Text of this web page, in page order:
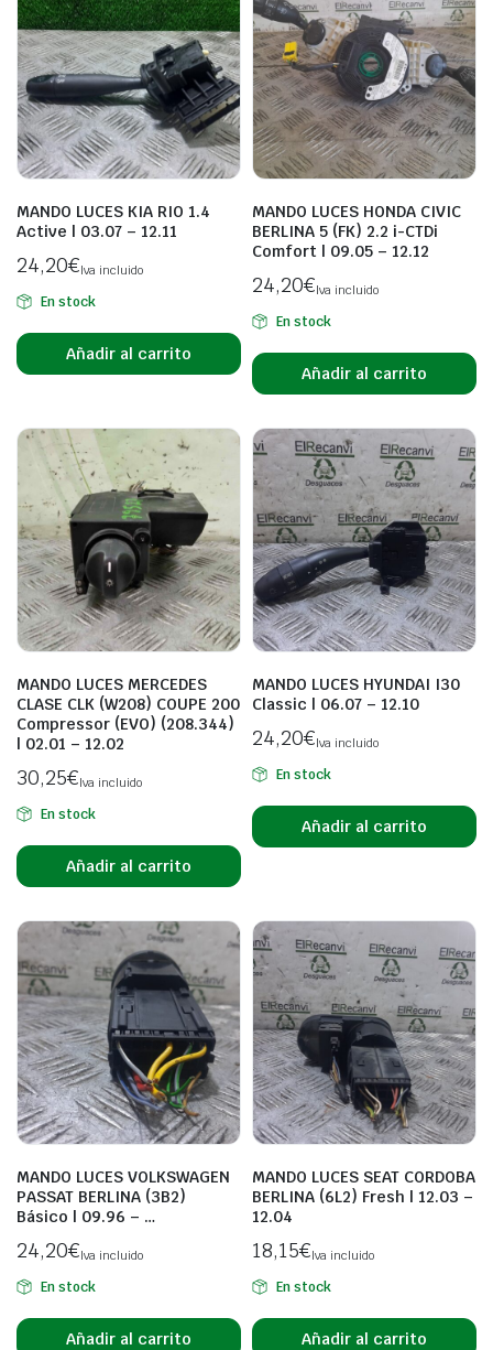
MANDO LUCES KIA RIO 1.4
Active | 03.07 – 12.11
24,20€Iva incluido
En stock
Añadir al carrito
MANDO LUCES HONDA CIVIC
BERLINA 5 (FK) 2.2 i-CTDi
Comfort | 09.05 – 12.12
24,20€Iva incluido
En stock
Añadir al carrito
MANDO LUCES MERCEDES
CLASE CLK (W208) COUPE 200
Compressor (EVO) (208.344)
| 02.01 – 12.02
30,25€Iva incluido
En stock
Añadir al carrito
MANDO LUCES HYUNDAI I30
Classic | 06.07 – 12.10
24,20€Iva incluido
En stock
Añadir al carrito
MANDO LUCES VOLKSWAGEN
PASSAT BERLINA (3B2)
Básico | 09.96 – …
24,20€Iva incluido
En stock
Añadir al carrito
MANDO LUCES SEAT CORDOBA
BERLINA (6L2) Fresh | 12.03 –
12.04
18,15€Iva incluido
En stock
Añadir al carrito